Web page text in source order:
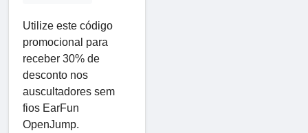
Utilize este código
promocional para
receber 30% de
desconto nos
auscultadores sem
fios EarFun
OpenJump.